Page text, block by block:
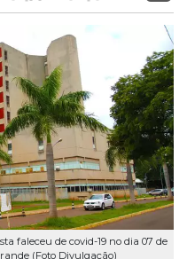
faleceu de covid-19 no dia 07 de
(Foto Divulgação)